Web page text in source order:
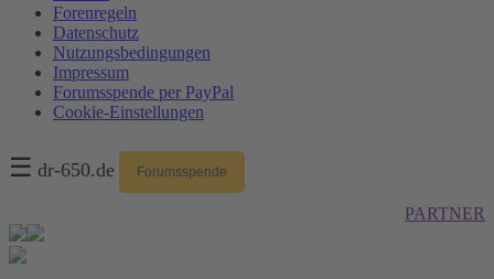
Forenregeln
Datenschutz
Nutzungsbedingungen
Impressum
Forumsspende per PayPal
Cookie-Einstellungen
☰ dr-650.de Forumsspende
PARTNER